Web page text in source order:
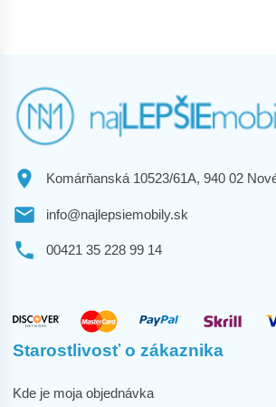
Komárňanská 10523/61A, 940 02
info@najlepsiemobily.sk
00421 35 228 99 14
Starostlivosť o zákaznika
Kde je moja objednávka